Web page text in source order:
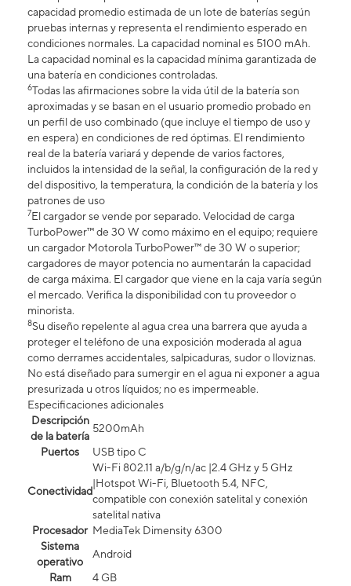
capacidad promedio estimada de un lote de baterías según
pruebas internas y representa el rendimiento esperado en
condiciones normales. La capacidad nominal es 5100 mAh.
La capacidad nominal es la capacidad mínima garantizada de
una batería en condiciones controladas.
6Todas las afirmaciones sobre la vida útil de la batería son
aproximadas y se basan en el usuario promedio probado en
un perfil de uso combinado (que incluye el tiempo de uso y
en espera) en condiciones de red óptimas. El rendimiento
real de la batería variará y depende de varios factores,
incluidos la intensidad de la señal, la configuración de la red y
del dispositivo, la temperatura, la condición de la batería y los
patrones de uso
7El cargador se vende por separado. Velocidad de carga
TurboPower™ de 30 W como máximo en el equipo; requiere
un cargador Motorola TurboPower™ de 30 W o superior;
cargadores de mayor potencia no aumentarán la capacidad
de carga máxima. El cargador que viene en la caja varía según
el mercado. Verifica la disponibilidad con tu proveedor o
minorista.
8Su diseño repelente al agua crea una barrera que ayuda a
proteger el teléfono de una exposición moderada al agua
como derrames accidentales, salpicaduras, sudor o lloviznas.
No está diseñado para sumergir en el agua ni exponer a agua
presurizada u otros líquidos; no es impermeable.
Especificaciones adicionales
Descripción
de la batería
5200mAh
Puertos
USB tipo C
Conectividad
Wi-Fi 802.11 a/b/g/n/ac |2.4 GHz y 5 GHz
|Hotspot Wi-Fi, Bluetooth 5.4, NFC,
compatible con conexión satelital y conexión
satelital nativa
Procesador MediaTek Dimensity 6300
Sistema
operativo
Android
Ram
4 GB